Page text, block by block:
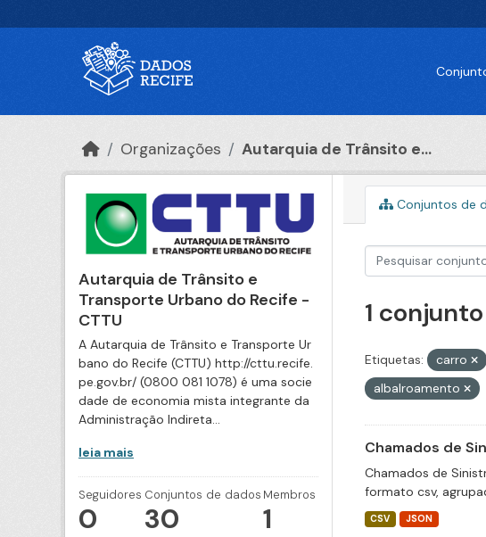
Organizações Autarquia de Trânsito e...
Autarquia de Trânsito e
Transporte Urbano do Recife -
CTTU
A Autarquia de Trânsito e Transporte Ur
bano do Recife (CTTU) http://cttu.recife.
pe.gov.br/ (0800 081 1078) é uma socie
dade de economia mista integrante da
Administração Indireta...
leia mais
Seguidores
0
Conjuntos de dados
30
Membros
1
Conjuntos de
1
Etiquetas: carro
albalroamento
Chamados de
Chamados de
formato csv,
CSV JSON